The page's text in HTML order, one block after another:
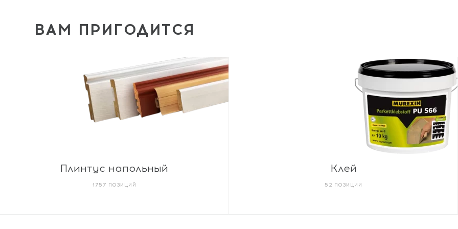
ВАМ ПРИГОДИТСЯ
Плинтус напольный
1757 ПОЗИЦИЙ
Клей
52 ПОЗИЦИИ